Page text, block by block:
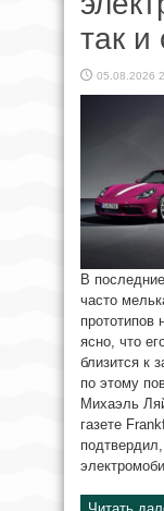
так
05.08.2026
В
часто
прототипов
ясно, что
близится к
по этому
Михаэль
газете